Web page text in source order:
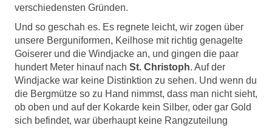
verschiedensten Gründen.
Und so geschah es. Es regnete leicht, wir zogen über
unsere Berguniformen, Keilhose mit richtig genagelte
Goiserer und die Windjacke an, und gingen die paar
hundert Meter hinauf nach St. Christoph. Auf der
Windjacke war keine Distinktion zu sehen. Und wenn du
die Bergmütze so zu Hand nimmst, dass man nicht sieht,
ob oben und auf der Kokarde kein Silber, oder gar Gold
sich befindet, war überhaupt keine Rangzuteilung